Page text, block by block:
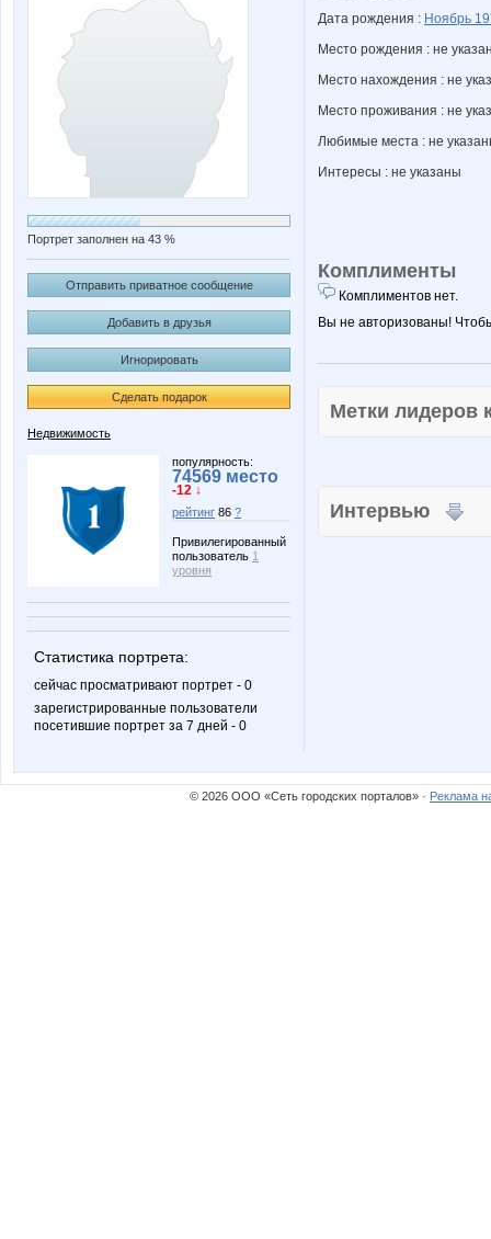
Портрет заполнен на 43 %
Отправить приватное сообщение
Добавить в друзья
Игнорировать
Сделать подарок
Недвижимость
популярность:
74569 место
-12 ↓
рейтинг 86 ?
Привилегированный
пользователь 1
уровня
Статистика портрета:
сейчас просматривают портрет - 0
зарегистрированные пользователи
посетившие портрет за 7 дней - 0
Дата рождения : Ноябрь
Место рождения : не
Место нахождения : не
Место проживания : не
Любимые места : не
Интересы : не указаны
Комплименты
Комплиментов нет.
Вы не авторизованы!
Метки
Интервью
© 2026 ООО «Сеть городских порталов» · Реклама